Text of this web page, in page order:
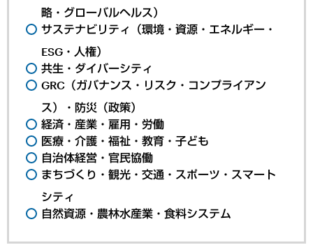
略・グローバルヘルス）
サステナビリティ（環境・資源・エネルギー・
ESG・人権）
共生・ダイバーシティ
GRC（ガバナンス・リスク・コンプライアン
ス）・防災（政策）
経済・産業・雇用・労働
医療・介護・福祉・教育・子ども
自治体経営・官民協働
まちづくり・観光・交通・スポーツ・スマート
シティ
自然資源・農林水産業・食料システム